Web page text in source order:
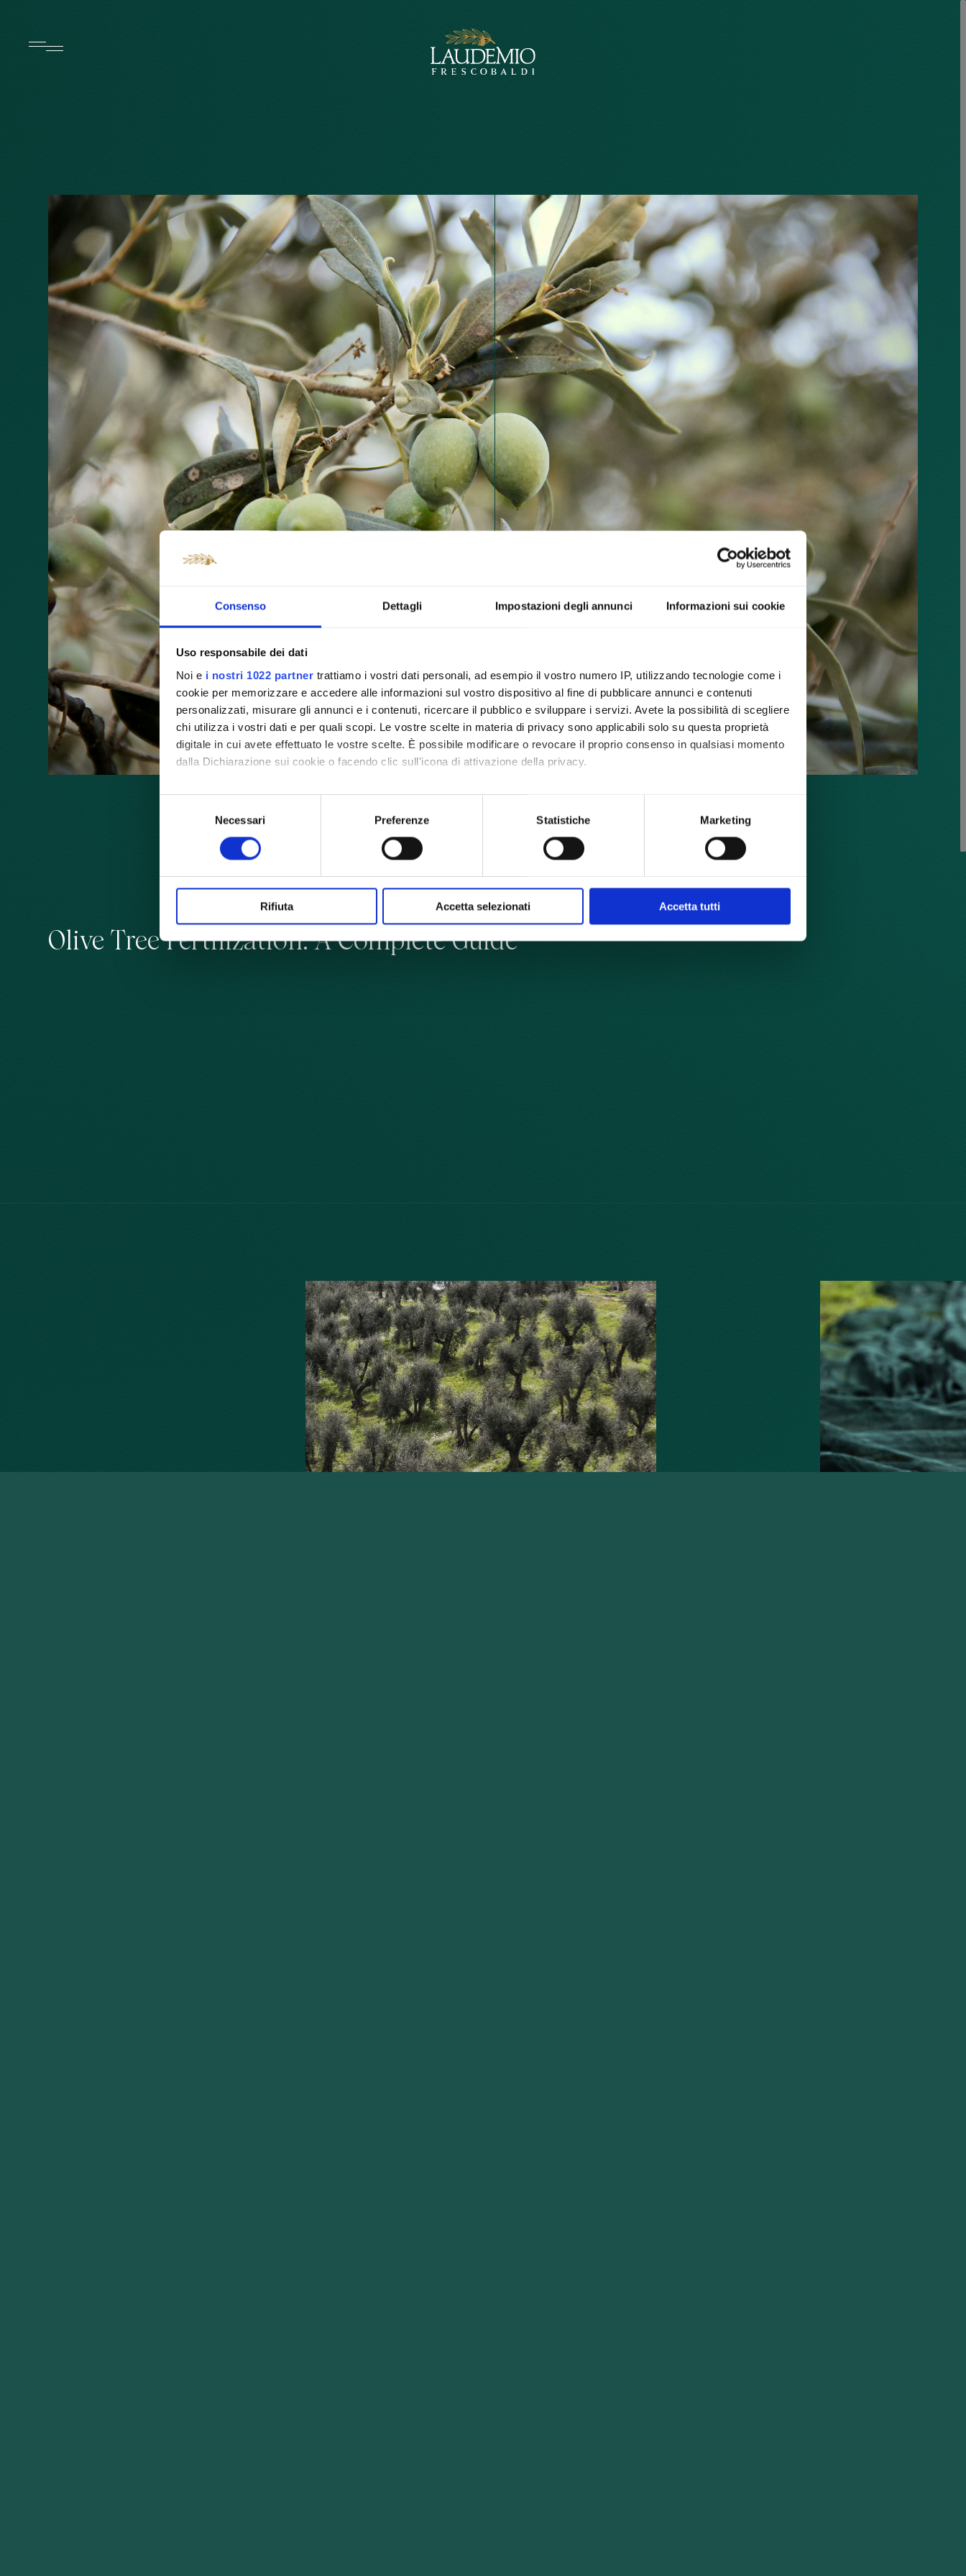
Consenso Dettagli Impostazioni degli annunci Informazioni sui cookie
Uso responsabile dei dati
Noi e i nostri 1022 partner trattiamo i vostri dati personali, ad esempio il vostro numero IP, utilizzando tecnologie come i
cookie per memorizzare e accedere alle informazioni sul vostro dispositivo al fine di pubblicare annunci e contenuti
personalizzati, misurare gli annunci e i contenuti, ricercare il pubblico e sviluppare i servizi. Avete la possibilità di scegliere
chi utilizza i vostri dati e per quali scopi. Le vostre scelte in materia di privacy sono applicabili solo su questa proprietà
digitale in cui avete effettuato le vostre scelte. È possibile modificare o revocare il proprio consenso in qualsiasi momento
dalla Dichiarazione sui cookie o facendo clic sull'icona di attivazione della privacy.
Con il tuo consenso, vorremmo anche:
raccogliere informazioni sulla tua posizione geografica, con un'approssimazione di qualche metro,
Approfondisci come vengono elaborati i tuoi dati personali e imposta le tue preferenze nella
sezione dettagli. Puoi
Utilizziamo i cookie per personalizzare contenuti ed annunci, per fornire funzionalità dei social media e per analizzare il
nostro traffico. Condividiamo inoltre informazioni sul modo in cui utilizza il nostro sito con i nostri partner che si occupano
di analisi dei dati web, pubblicità e social media, i quali potrebbero combinarle con altre informazioni che ha fornito loro o
che hanno raccolto dal suo utilizzo dei loro servizi.
Necessari Preferenze Statistiche Marketing
Rifiuta Accetta selezionati Accetta tutti
Olive Tree Fertilization: A Complete Guide